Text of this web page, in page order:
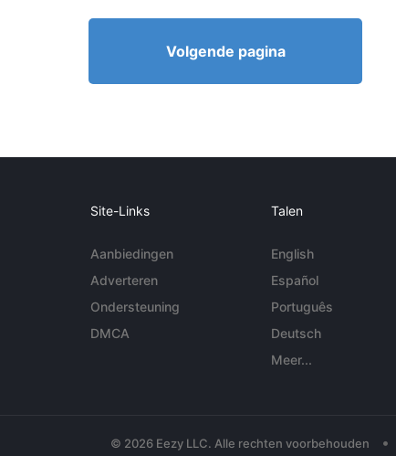
Volgende pagina
Site-Links
Aanbiedingen
Adverteren
Ondersteuning
DMCA
Talen
English
Español
Português
Deutsch
Meer...
© 2026 Eezy LLC. Alle rechten voorbehouden •